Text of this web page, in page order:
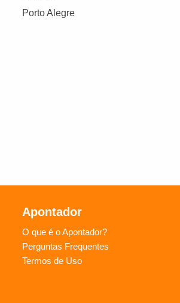
Porto Alegre
Apontador
O que é o Apontador?
Perguntas Frequentes
Termos de Uso